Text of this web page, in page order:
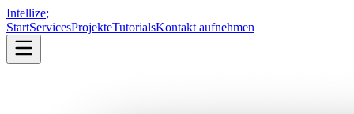
Intellize;
StartServicesProjekteTutorialsKontakt aufnehmen